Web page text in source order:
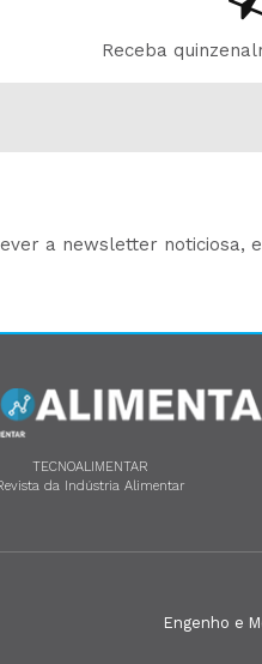
Receba
a newsletter noticiosa,
TECNOALIMENTAR
da Indústria Alimentar
Engenho e